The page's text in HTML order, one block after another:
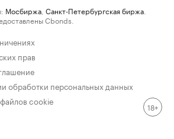
Мосбиржа Санкт-Петербургская биржа
Cbonds.
прав
обработки персональных данных
cookie
18+